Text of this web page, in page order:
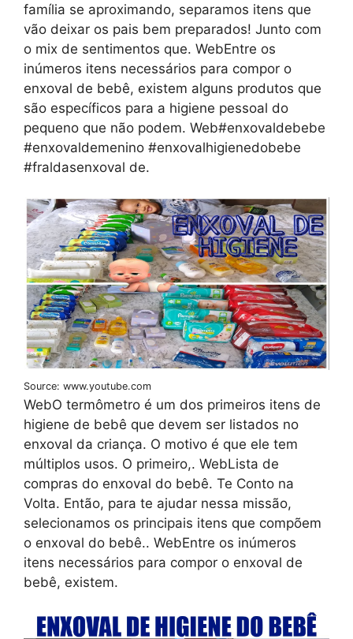
família se aproximando, separamos itens que
vão deixar os pais bem preparados! Junto com
o mix de sentimentos que. WebEntre os
inúmeros itens necessários para compor o
enxoval de bebê, existem alguns produtos que
são específicos para a higiene pessoal do
pequeno que não podem. Web#enxovaldebebe
#enxovaldemenino #enxovalhigienedobebe
#fraldasenxoval de.
Source: www.youtube.com
WebO termômetro é um dos primeiros itens de
higiene de bebê que devem ser listados no
enxoval da criança. O motivo é que ele tem
múltiplos usos. O primeiro,. WebLista de
compras do enxoval do bebê. Te Conto na
Volta. Então, para te ajudar nessa missão,
selecionamos os principais itens que compõem
o enxoval do bebê.. WebEntre os inúmeros
itens necessários para compor o enxoval de
bebê, existem.